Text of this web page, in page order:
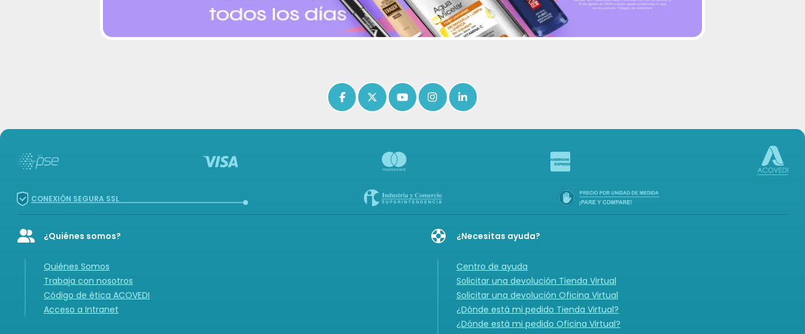
Icon of facebook-f
Icon of x-twitter
Icon of youtube
Icon of instagram
Icon of linkedin-in
CONEXIÓN SEGURA SSL
Icon of user-group
¿Quiénes somos?
Quiénes Somos
Trabaja con nosotros
Código de ética ACOVEDI
Acceso a Intranet
¿Necesitas ayuda?
Centro de ayuda
Solicitar una devolución Tienda Virtual
Solicitar una devolución Oficina Virtual
¿Dónde está mi pedido Tienda Virtual?
¿Dónde está mi pedido Oficina Virtual?